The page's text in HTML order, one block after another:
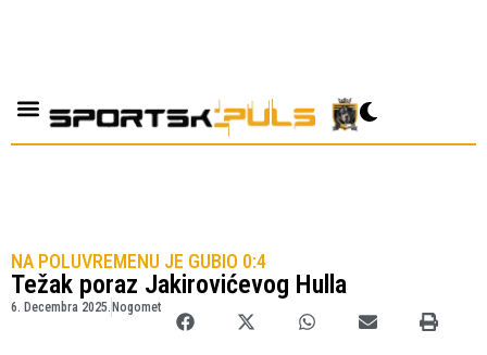
NA POLUVREMENU JE GUBIO 0:4
Težak poraz Jakirovićevog Hulla
6. Decembra 2025. Nogomet